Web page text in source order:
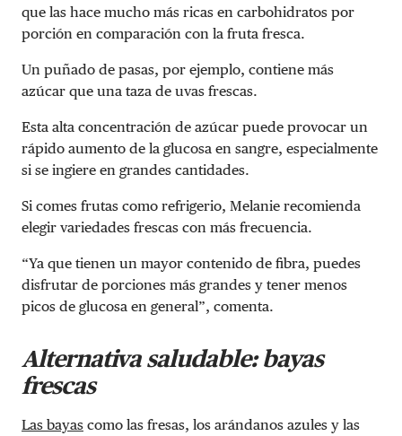
que las hace mucho más ricas en carbohidratos por
porción en comparación con la fruta fresca.
Un puñado de pasas, por ejemplo, contiene más
azúcar que una taza de uvas frescas.
Esta alta concentración de azúcar puede provocar un
rápido aumento de la glucosa en sangre, especialmente
si se ingiere en grandes cantidades.
Si comes frutas como refrigerio, Melanie recomienda
elegir variedades frescas con más frecuencia.
“Ya que tienen un mayor contenido de fibra, puedes
disfrutar de porciones más grandes y tener menos
picos de glucosa en general”, comenta.
Alternativa saludable: bayas
frescas
Las bayas como las fresas, los arándanos azules y las